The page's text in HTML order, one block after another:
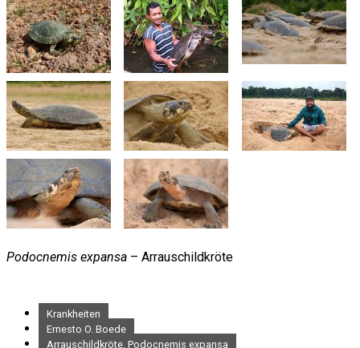
Podocnemis expansa – Arrauschildkröte
Krankheiten
Ernesto O. Boede
Arrauschildkröte, Podocnemis expansa